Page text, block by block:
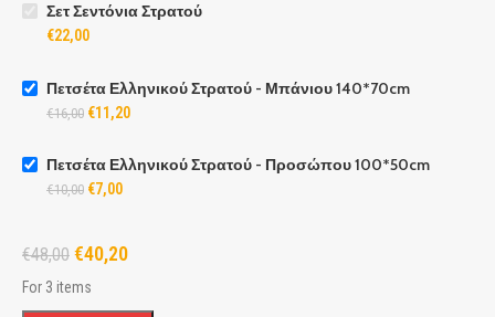
Σετ Σεντόνια Στρατού
€22,00
Πετσέτα Ελληνικού Στρατού - Μπάνιου 140*70cm
€16,00 €11,20
Πετσέτα Ελληνικού Στρατού - Προσώπου 100*50cm
€10,00 €7,00
€48,00 €40,20
For 3 items